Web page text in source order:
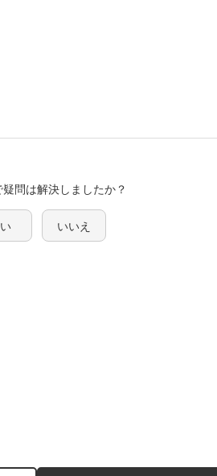
問は解決しましたか？
いいえ